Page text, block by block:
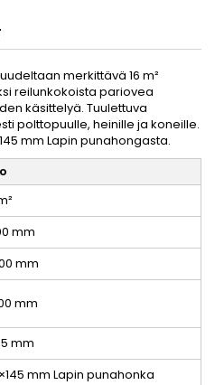
merkittävä 16 m²
reilunkokoista pariovea
käsittelyä. Tuulettuva
polttopuulle, heinille ja koneille.
mm Lapin punahongasta.
mm
mm
mm
mm
mm Lapin punahonka